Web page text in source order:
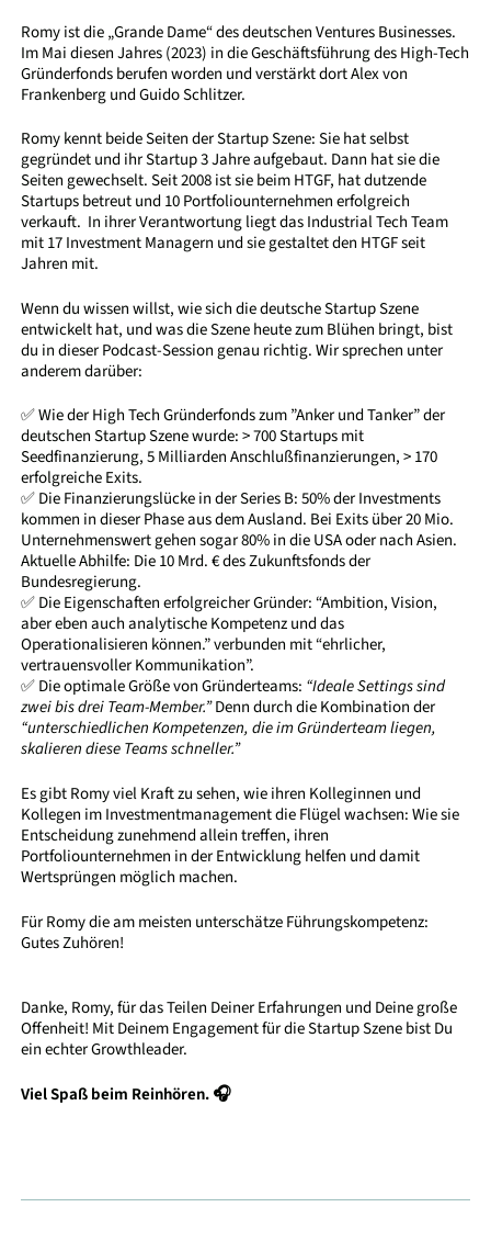
Romy ist die „Grande Dame“ des deutschen Ventures Businesses.
Im Mai diesen Jahres (2023) in die Geschäftsführung des High-Tech
Gründerfonds berufen worden und verstärkt dort Alex von
Frankenberg und Guido Schlitzer.
Romy kennt beide Seiten der Startup Szene: Sie hat selbst
gegründet und ihr Startup 3 Jahre aufgebaut. Dann hat sie die
Seiten gewechselt. Seit 2008 ist sie beim HTGF, hat dutzende
Startups betreut und 10 Portfoliounternehmen erfolgreich
verkauft. In ihrer Verantwortung liegt das Industrial Tech Team
mit 17 Investment Managern und sie gestaltet den HTGF seit
Jahren mit.
Wenn du wissen willst, wie sich die deutsche Startup Szene
entwickelt hat, und was die Szene heute zum Blühen bringt, bist
du in dieser Podcast-Session genau richtig. Wir sprechen unter
anderem darüber:
✅ Wie der High Tech Gründerfonds zum ”Anker und Tanker” der
deutschen Startup Szene wurde: > 700 Startups mit
Seedfinanzierung, 5 Milliarden Anschlußfinanzierungen, > 170
erfolgreiche Exits.
✅ Die Finanzierungslücke in der Series B: 50% der Investments
kommen in dieser Phase aus dem Ausland. Bei Exits über 20 Mio.
Unternehmenswert gehen sogar 80% in die USA oder nach Asien.
Aktuelle Abhilfe: Die 10 Mrd. € des Zukunftsfonds der
Bundesregierung.
✅ Die Eigenschaften erfolgreicher Gründer: “Ambition, Vision,
aber eben auch analytische Kompetenz und das
Operationalisieren können.” verbunden mit “ehrlicher,
vertrauensvoller Kommunikation”.
✅ Die optimale Größe von Gründerteams: “Ideale Settings sind
zwei bis drei Team-Member.”Denn durch die Kombination der
“unterschiedlichen Kompetenzen, die im Gründerteam liegen,
skalieren diese Teams schneller.”
Es gibt Romy viel Kraft zu sehen, wie ihren Kolleginnen und
Kollegen im Investmentmanagement die Flügel wachsen: Wie sie
Entscheidung zunehmend allein treffen, ihren
Portfoliounternehmen in der Entwicklung helfen und damit
Wertsprüngen möglich machen.
Für Romy die am meisten unterschätze Führungskompetenz:
Gutes Zuhören!
Danke, Romy, für das Teilen Deiner Erfahrungen und Deine große
Offenheit! Mit Deinem Engagement für die Startup Szene bist Du
ein echter Growthleader.
Viel Spaß beim Reinhören. 🎧